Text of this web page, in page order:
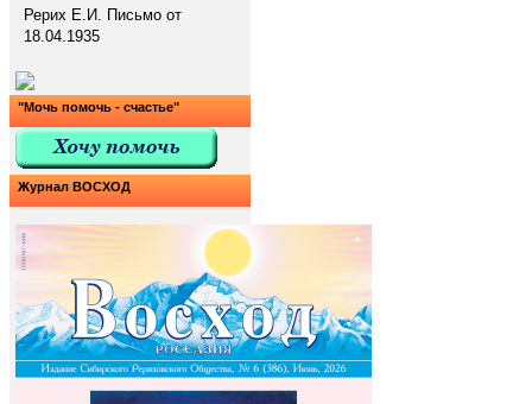
Рерих Е.И. Письмо от
18.04.1935
"Мочь помочь - счастье"
Журнал ВОСХОД